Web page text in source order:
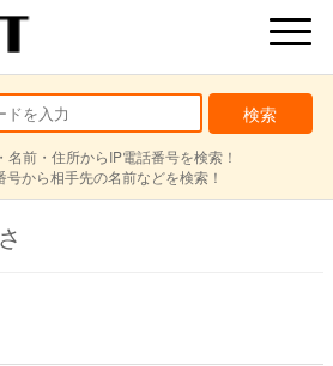
名前・住所からIP電話番号を検索！
号から相手先の名前などを検索！